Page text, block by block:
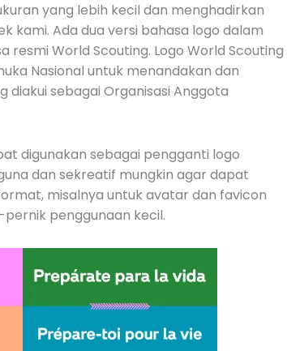
yang lebih kecil dan menghadirkan
kami. Ada dua versi bahasa logo dalam
resmi World Scouting. Logo World Scouting
Nasional untuk menandakan dan
diakui sebagai Organisasi Anggota
digunakan sebagai pengganti logo
dan sekreatif mungkin agar dapat
misalnya untuk avatar dan favicon
penggunaan kecil.